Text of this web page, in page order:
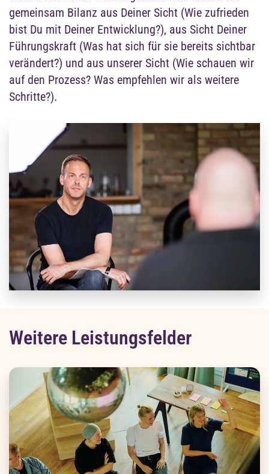
Wir helfen Führungskräften, Leadership
bewusst zu leben – mit Klarheit, Reflexion
und Wachstum in Rollen, Beziehungen und
Verantwortung.
Mehr erfahren
Teamentwicklung